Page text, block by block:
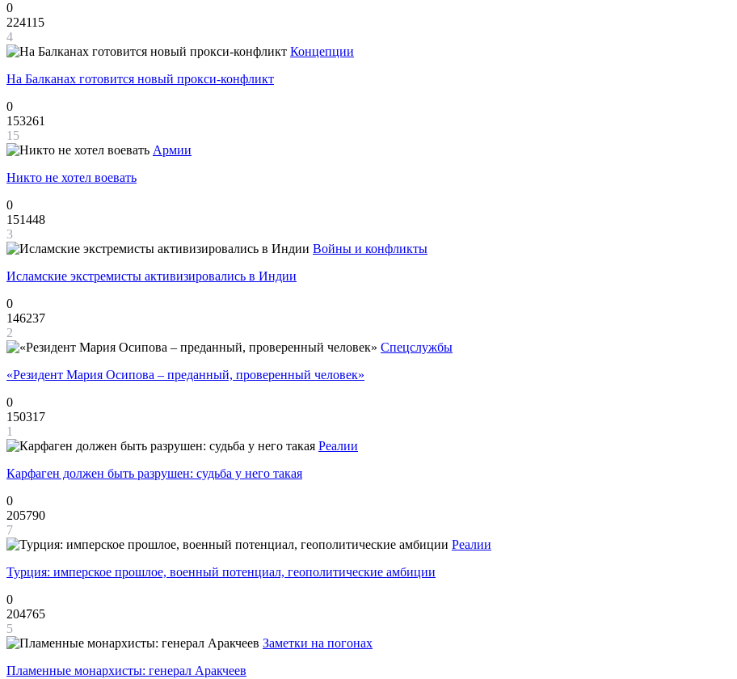
0
224115
4
Концепции
На Балканах готовится новый прокси-конфликт
0
153261
15
Армии
Никто не хотел воевать
0
151448
3
Войны и конфликты
Исламские экстремисты активизировались в Индии
0
146237
2
Спецслужбы
«Резидент Мария Осипова – преданный, проверенный человек»
0
150317
1
Реалии
Карфаген должен быть разрушен: судьба у него такая
0
205790
7
Реалии
Турция: имперское прошлое, военный потенциал, геополитические амбиции
0
204765
5
Заметки на погонах
Пламенные монархисты: генерал Аракчеев